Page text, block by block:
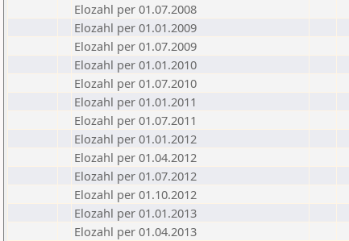
Elozahl per 01.07.2008
Elozahl per 01.01.2009
Elozahl per 01.07.2009
Elozahl per 01.01.2010
Elozahl per 01.07.2010
Elozahl per 01.01.2011
Elozahl per 01.07.2011
Elozahl per 01.01.2012
Elozahl per 01.04.2012
Elozahl per 01.07.2012
Elozahl per 01.10.2012
Elozahl per 01.01.2013
Elozahl per 01.04.2013